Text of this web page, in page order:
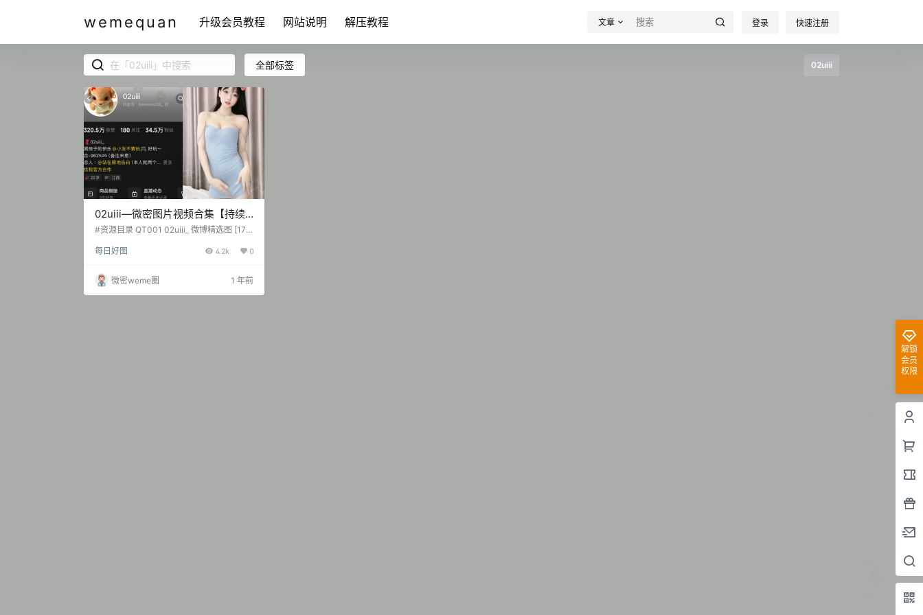
wemequan 升级会员教程 网站说明 解压教程 文章 登录 快速注册
全部标签 02uiii
02uiii—微密图片视频合集【持续
更新】
#资源目录 QT001 02uiii_ 微博精选图 [17P
品 [20V 600.97 MB] QT003 02uiii 其他养
抖音无水印视频 [76V 220.92 MB] QT005
站在原地告白 其他养眼视图 [24P-6.54 M
B] 抖音 02uiii 铁粉空间 NO…
每日好图 4.2k 0
微密weme圈 1 年前
解锁
会员
权限